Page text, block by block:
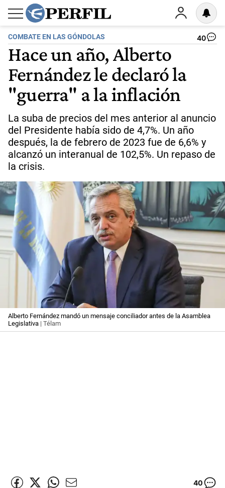
COMBATE EN LAS GÓNDOLAS 40
Hace un año, Alberto
Fernández le declaró la
"guerra" a la inflación
La suba de precios del mes anterior al anuncio
del Presidente había sido de 4,7%. Un año
después, la de febrero de 2023 fue de 6,6% y
alcanzó un interanual de 102,5%. Un repaso de
la crisis.
Alberto Fernández mandó un mensaje conciliador antes de la Asamblea
Legislativa | Télam
40